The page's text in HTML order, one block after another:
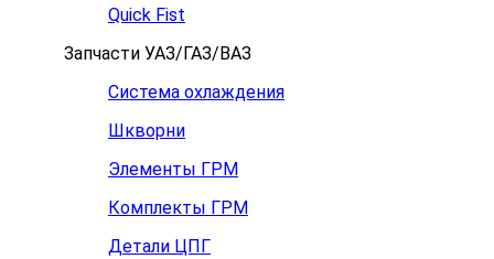
Quick Fist
Запчасти УАЗ/ГАЗ/ВАЗ
Система охлаждения
Шкворни
Элементы ГРМ
Комплекты ГРМ
Детали ЦПГ